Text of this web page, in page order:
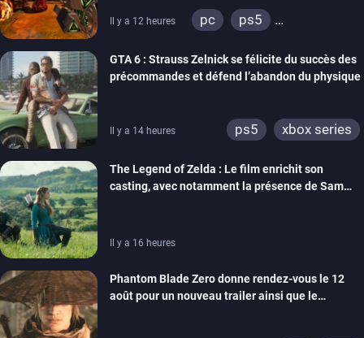
Il y a 12 heures pc
ps5
GTA 6 : Strauss Zelnick se félicite du succès des
précommandes et défend l’abandon du physique
Il y a 14 heures ps5 xbox series
The Legend of Zelda : Le film enrichit son
casting, avec notamment la présence de Sam
Il y a 16 heures
Phantom Blade Zero donne rendez-vous le 12
août pour un nouveau trailer ainsi que le